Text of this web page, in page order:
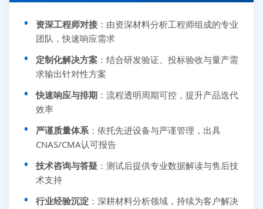
资深工程师对接 ：由资深材料分析工程师组成的专业
团队，快速响应需求
定制化解决方案 ：结合研发验证、投标验收与量产需
求输出针对性方案
快速响应与排期 ：流程透明周期可控，提升产品迭代
效率
严谨质量体系 ：依托先进设备与严谨管理，出具
CNAS/CMA认可报告
技术咨询与答疑 ：测试后提供专业数据解读与售后技
术支持
行业经验沉淀 ：深耕材料分析领域，持续为客户解决